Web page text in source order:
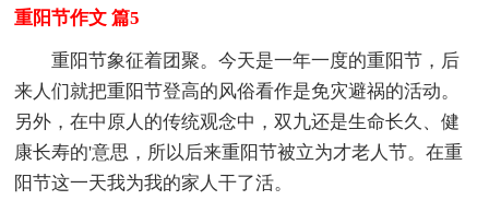
重阳节作文 篇5
重阳节象征着团聚。今天是一年一度的重阳节，后
来人们就把重阳节登高的风俗看作是免灾避祸的活动。
另外，在中原人的传统观念中，双九还是生命长久、健
康长寿的'意思，所以后来重阳节被立为才老人节。在重
阳节这一天我为我的家人干了活。